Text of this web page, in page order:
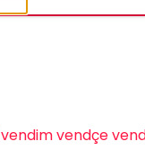
vendimvendçe